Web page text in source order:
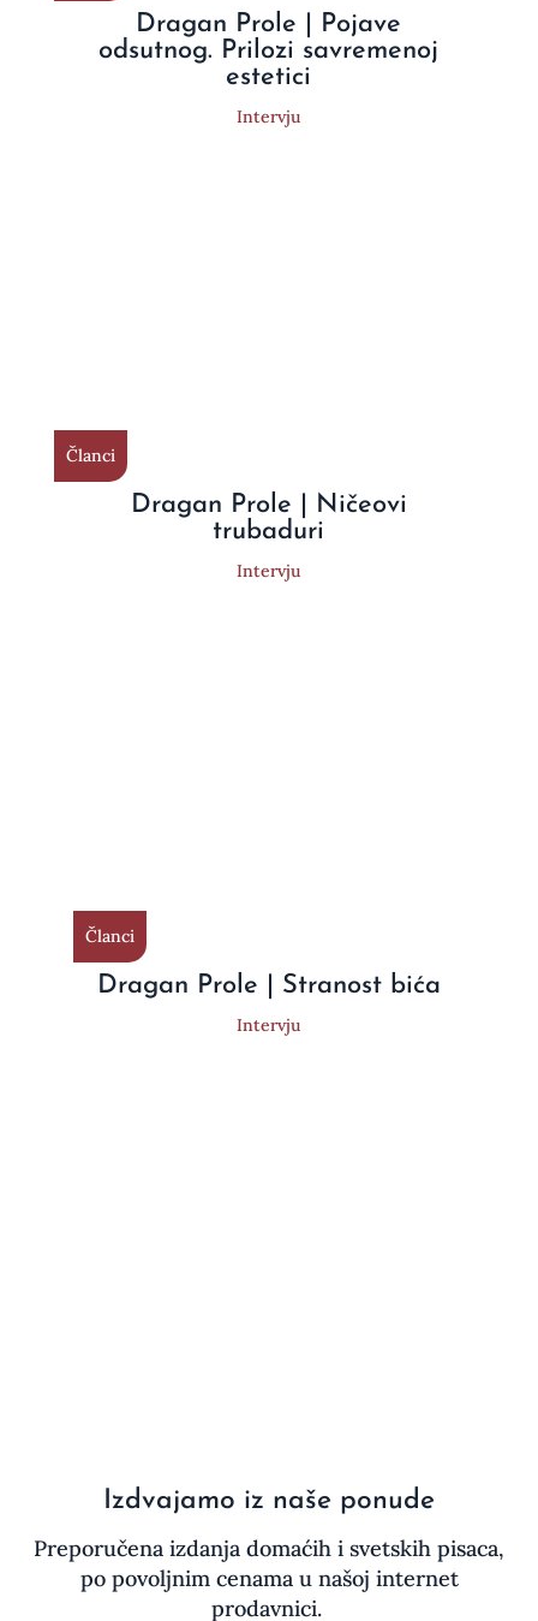
Dragan Prole | Pojave
odsutnog. Prilozi savremenoj
estetici
Intervju
Članci
Dragan Prole | Ničeovi
trubaduri
Intervju
Članci
Dragan Prole | Stranost bića
Intervju
Izdvajamo iz naše ponude
Preporučena izdanja domaćih i svetskih pisaca,
po povoljnim cenama u našoj internet
prodavnici.